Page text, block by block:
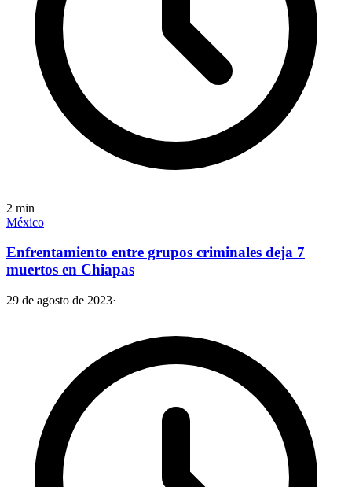
2 min
México
Enfrentamiento entre grupos criminales deja 7
muertos en Chiapas
29 de agosto de 2023·